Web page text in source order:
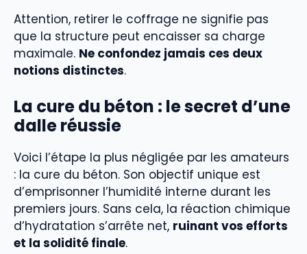
Attention, retirer le coffrage ne signifie pas
que la structure peut encaisser sa charge
maximale. Ne confondez jamais ces deux
notions distinctes.
La cure du béton : le secret d’une
dalle réussie
Voici l’étape la plus négligée par les amateurs
: la cure du béton. Son objectif unique est
d’emprisonner l’humidité interne durant les
premiers jours. Sans cela, la réaction chimique
d’hydratation s’arrête net, ruinant vos efforts
et la solidité finale.